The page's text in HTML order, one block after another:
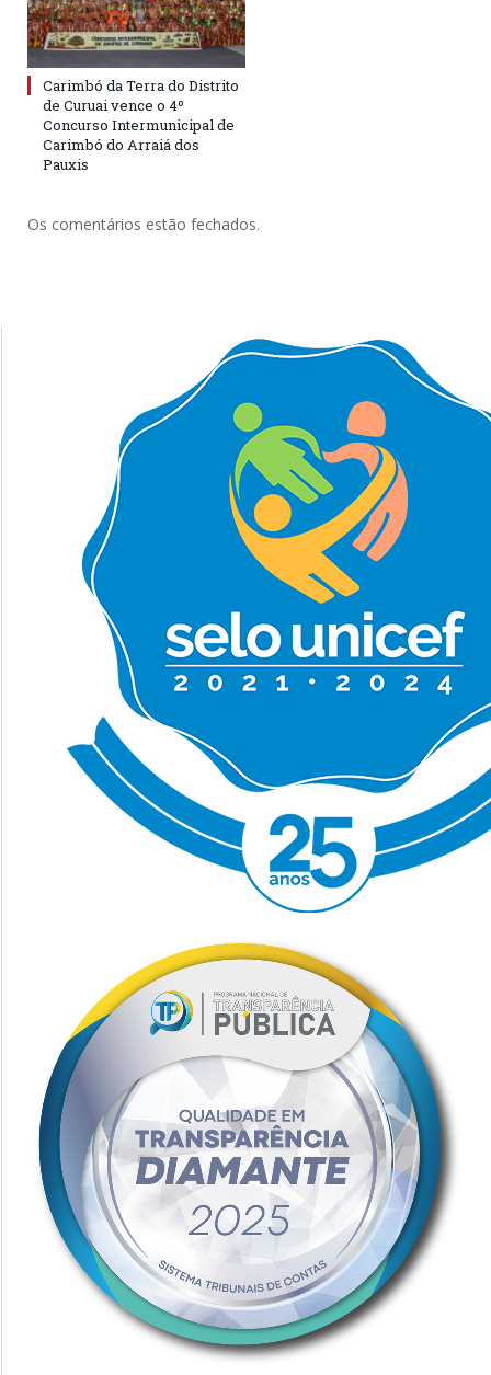
Carimbó da Terra do Distrito
de Curuai vence o 4º
Concurso Intermunicipal de
Carimbó do Arraiá dos
Pauxis
Os comentários estão fechados.